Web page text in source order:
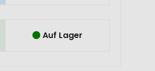
Auf Lager